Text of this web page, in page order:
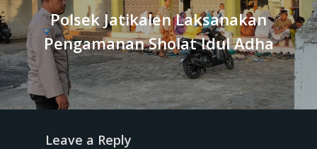
Polsek Jatikalen Laksanakan
Pengamanan Sholat Idul Adha
Leave a Reply